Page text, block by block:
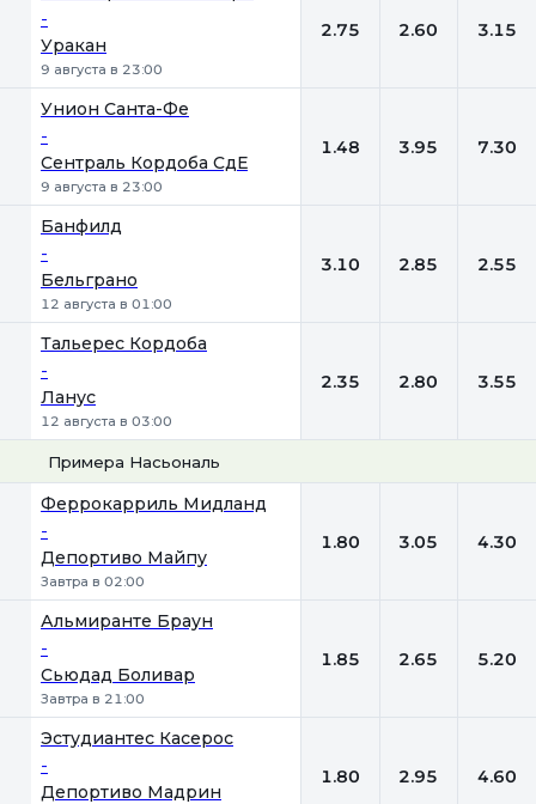
-
Уракан
9 августа в 23:00
2.75 2.60 3.15
Унион Санта-Фе
-
Сентраль Кордоба СдЕ
9 августа в 23:00
1.48 3.95 7.30
Банфилд
-
Бельграно
12 августа в 01:00
3.10 2.85 2.55
Тальерес Кордоба
-
Ланус
12 августа в 03:00
2.35 2.80 3.55
Примера Насьональ
Феррокарриль Мидланд
-
Депортиво Майпу
Завтра в 02:00
1.80 3.05 4.30
Альмиранте Браун
-
Сьюдад Боливар
Завтра в 21:00
1.85 2.65 5.20
Эстудиантес Касерос
-
Депортиво Мадрин
1.80 2.95 4.60